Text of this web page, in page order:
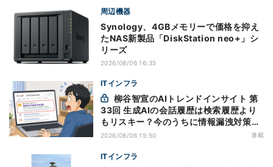
周辺機器
Synology、4GBメモリーで価格を抑え
たNAS新製品「DiskStation neo+」シ
リーズ
2026/08/06 16:35
ITインフラ
33回 生成AIの会話履歴は検索履歴より
もリスキー？今のうちに情報漏洩対策を
万全にしておこう
2026/08/06 15:50 連載
ITインフラ